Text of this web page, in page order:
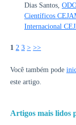
Dias Santos,
Científicos
Internacional
1 2 3 > >>
Você também pode
este artigo.
Artigos mais lidos